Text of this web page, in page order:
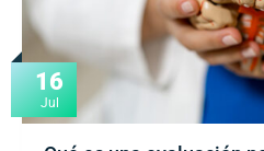
16
Jul